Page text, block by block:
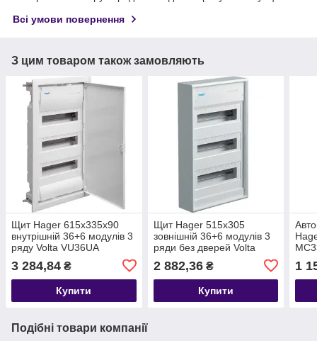
Всі умови повернення
З цим товаром також замовляють
Щит Hager 615х335х90
внутрішній 36+6 модулів 3
ряду Volta VU36UA
3 284,84 ₴
Купити
Щит Hager 515х305
зовнішній 36+6 модулів 3
ряди без дверей Volta
2 882,36₴
Купити
1
Подібні товари компанії